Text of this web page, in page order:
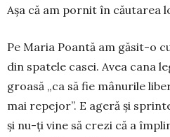
Așa că am pornit în cău­tarea
Pe Maria Poan­tă am găsit-o
din spa­te­le casei. Avea ca­na
groa­să „ca să fie mâ­nurile
mai repejor”. E ageră și
și nu-ți vine să crezi că a